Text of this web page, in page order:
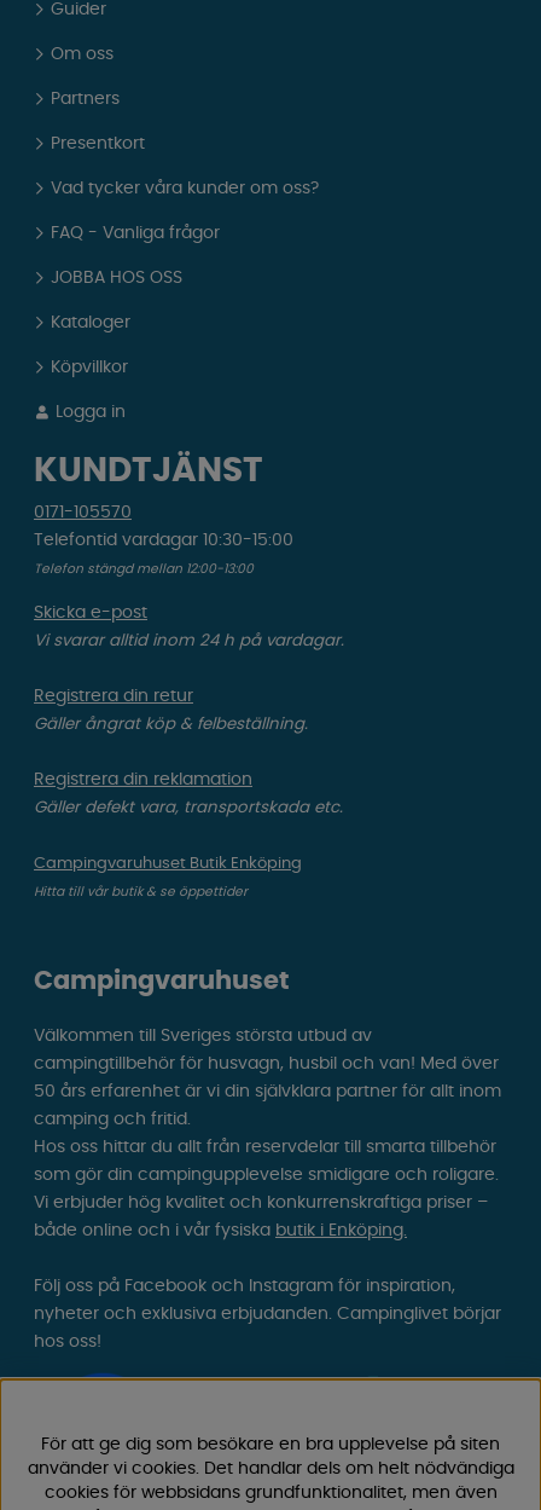
Guider
Om oss
Partners
Presentkort
Vad tycker våra kunder om oss?
FAQ - Vanliga frågor
JOBBA HOS OSS
Kataloger
Köpvillkor
Logga in
KUNDTJÄNST
0171-105570
Telefontid vardagar 10:30-15:00
Telefon stängd mellan 12:00-13:00
Skicka e-post
Vi svarar alltid inom 24 h på vardagar.
Registrera din retur
Gäller ångrat köp & felbeställning.
Registrera din reklamation
Gäller defekt vara, transportskada etc.
Campingvaruhuset Butik Enköping
Hitta till vår butik & se öppettider
Campingvaruhuset
Välkommen till Sveriges största utbud av
campingtillbehör för husvagn, husbil och van! Med över
50 års erfarenhet är vi din självklara partner för allt inom
camping och fritid.
Hos oss hittar du allt från reservdelar till smarta tillbehör
som gör din campingupplevelse smidigare och roligare.
Vi erbjuder hög kvalitet och konkurrenskraftiga priser –
både online och i vår fysiska butik i Enköping.
Följ oss på Facebook och Instagram för inspiration,
nyheter och exklusiva erbjudanden. Campinglivet börjar
hos oss!
För att ge dig som besökare en bra upplevelse på siten
använder vi cookies. Det handlar dels om helt nödvändiga
cookies för webbsidans grundfunktionalitet, men även